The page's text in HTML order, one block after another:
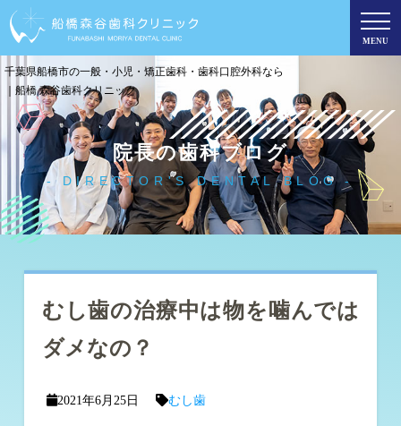
MENU
千葉県船橋市の一般・小児・矯正歯科・歯科口腔外科なら
｜船橋 森谷歯科クリニック
院長の歯科ブログ
DIRECTOR'S DENTAL BLOG
むし歯の治療中は物を噛んでは
ダメなの？
2021年6月25日 むし歯